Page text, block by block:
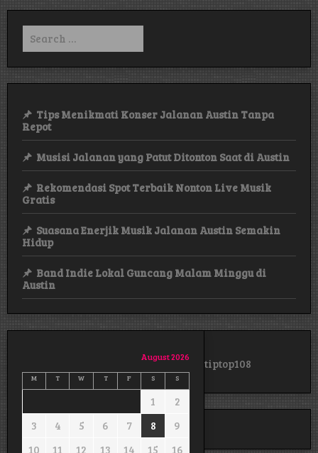
Search
for:
Tips Menikmati Konser Jalanan Austin Tanpa
Repot
Musisi Jalanan yang Patut Ditonton Saat di Austin
Rekomendasi Spot Terbaik Nonton Live Musik
Gratis
Suasana Enerjik Musik Jalanan Austin Semakin
Hidup
Band Indie Lokal Guncang Malam Minggu di
Austin
August 2026
M T W T F S S
1
2
3
4 5 6 7 8
9
10
11 12 13 14 15 16
tiptop108